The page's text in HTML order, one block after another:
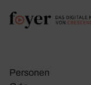
Personen